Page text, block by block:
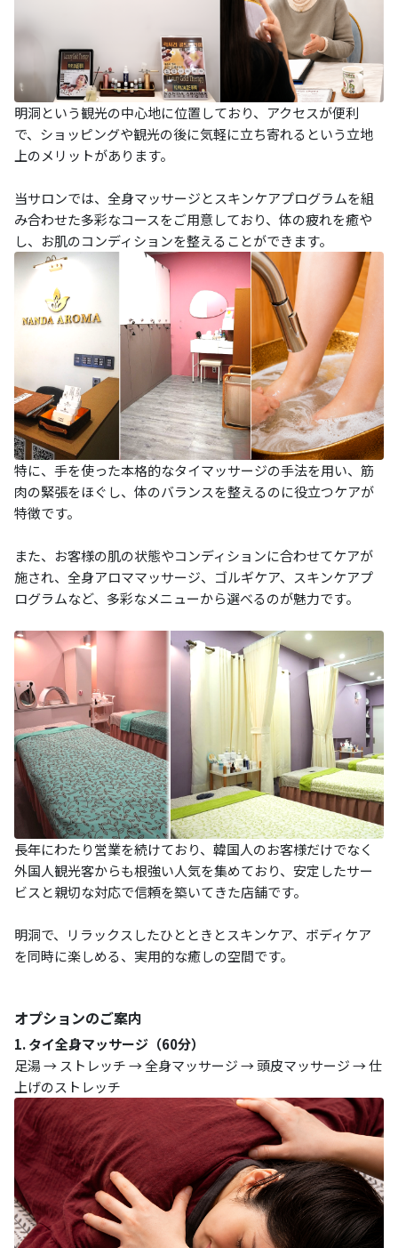
明洞という観光の中心地に位置しており、アクセスが便利
で、ショッピングや観光の後に気軽に立ち寄れるという立地
上のメリットがあります。
当サロンでは、全身マッサージとスキンケアプログラムを組
み合わせた多彩なコースをご用意しており、体の疲れを癒や
し、お肌のコンディションを整えることができます。
特に、手を使った本格的なタイマッサージの手法を用い、筋
肉の緊張をほぐし、体のバランスを整えるのに役立つケアが
特徴です。
また、お客様の肌の状態やコンディションに合わせてケアが
施され、全身アロママッサージ、ゴルギケア、スキンケアプ
ログラムなど、多彩なメニューから選べるのが魅力です。
長年にわたり営業を続けており、韓国人のお客様だけでなく
外国人観光客からも根強い人気を集めており、安定したサー
ビスと親切な対応で信頼を築いてきた店舗です。
明洞で、リラックスしたひとときとスキンケア、ボディケア
を同時に楽しめる、実用的な癒しの空間です。
オプションのご案内
1. タイ全身マッサージ（60分）
足湯 → ストレッチ → 全身マッサージ → 頭皮マッサージ → 仕
上げのストレッチ